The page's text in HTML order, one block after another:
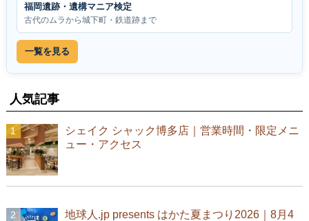
福岡遺跡・遺構マニア検定
古代のムラから城下町・鉄道跡まで
一覧を見る
人気記事
シェイク シャック博多店｜営業時間・限定メニ
ュー・アクセス
地球人.jp presents はかた夏まつり2026｜8月4